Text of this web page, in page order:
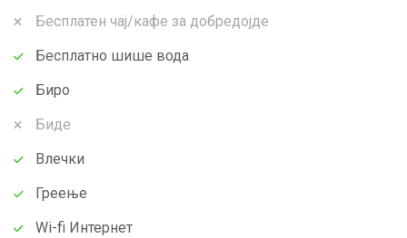
Бесплатен чај/кафе за добредојде
Бесплатно шише вода
Биро
Биде
Влечки
Греење
Wi-fi Интернет